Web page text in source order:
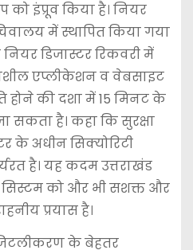
इंप्रूव किया है। नियर
में स्थापित किया गया
डिजास्टर रिकवरी में
एप्लीकेशन व वेबसाइट
होने की दशा में 15 मिनट के
सकता है। कहा कि सुरक्षा
के अधीन सिक्योरिटी
है। यह कदम उत्तराखंड
सिस्टम को और भी सशक्त और
प्रयास है।
के बेहतर